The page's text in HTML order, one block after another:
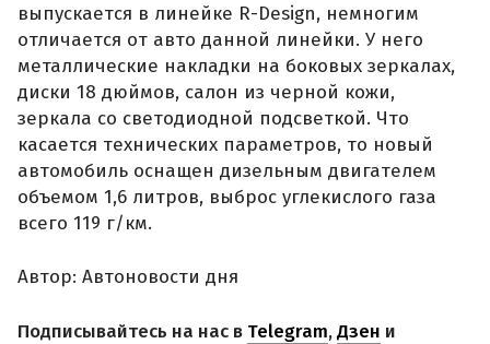
выпускается в линейке R-Design, немногим
отличается от авто данной линейки. У него
металлические накладки на боковых зеркалах,
диски 18 дюймов, салон из черной кожи,
зеркала со светодиодной подсветкой. Что
касается технических параметров, то новый
автомобиль оснащен дизельным двигателем
объемом 1,6 литров, выброс углекислого газа
всего 119 г/км.
Автор: Автоновости дня
Подписывайтесь на нас в Telegram,Дзен и